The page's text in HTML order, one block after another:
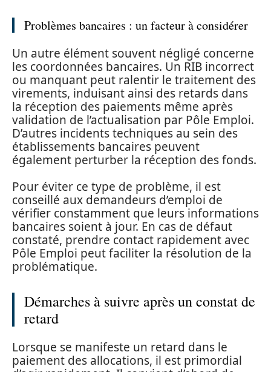
Problèmes bancaires : un facteur à considérer
Un autre élément souvent négligé concerne
les coordonnées bancaires. Un RIB incorrect
ou manquant peut ralentir le traitement des
virements, induisant ainsi des retards dans
la réception des paiements même après
validation de l’actualisation par Pôle Emploi.
D’autres incidents techniques au sein des
établissements bancaires peuvent
également perturber la réception des fonds.
Pour éviter ce type de problème, il est
conseillé aux demandeurs d’emploi de
vérifier constamment que leurs informations
bancaires soient à jour. En cas de défaut
constaté, prendre contact rapidement avec
Pôle Emploi peut faciliter la résolution de la
problématique.
Démarches à suivre après un constat de
retard
Lorsque se manifeste un retard dans le
paiement des allocations, il est primordial